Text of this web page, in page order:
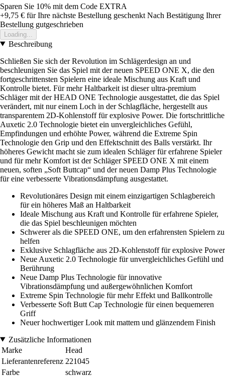
Sparen Sie 10% mit dem Code EXTRA
+9,75 € für Ihre nächste Bestellung geschenkt Nach Bestätigung Ihrer
Bestellung gutgeschrieben
Loading...
Beschreibung
Schließen Sie sich der Revolution im Schlägerdesign an und
beschleunigen Sie das Spiel mit der neuen SPEED ONE X, die den
fortgeschrittensten Spielern eine ideale Mischung aus Kraft und
Kontrolle bietet. Für mehr Haltbarkeit ist dieser ultra-premium
Schläger mit der HEAD ONE Technologie ausgestattet, die das Spiel
verändert, mit nur einem Loch in der Schlagfläche, hergestellt aus
transparentem 2D-Kohlenstoff für explosive Power. Die fortschrittliche
Auxetic 2.0 Technologie bietet ein unvergleichliches Gefühl,
Empfindungen und erhöhte Power, während die Extreme Spin
Technologie den Grip und den Effektschnitt des Balls verstärkt. Ihr
höheres Gewicht macht sie zum idealen Schläger für erfahrene Spieler
und für mehr Komfort ist der Schläger SPEED ONE X mit einem
neuen, soften „Soft Buttcap“ und der neuen Damp Plus Technologie
für eine verbesserte Vibrationsdämpfung ausgestattet.
Revolutionäres Design mit einem einzigartigen Schlagbereich
für ein höheres Maß an Haltbarkeit
Ideale Mischung aus Kraft und Kontrolle für erfahrene Spieler,
die das Spiel beschleunigen möchten
Schwerer als die SPEED ONE, um den erfahrensten Spielern zu
helfen
Exklusive Schlagfläche aus 2D-Kohlenstoff für explosive Power
Neue Auxetic 2.0 Technologie für unvergleichliches Gefühl und
Berührung
Neue Damp Plus Technologie für innovative
Vibrationsdämpfung und außergewöhnlichen Komfort
Extreme Spin Technologie für mehr Effekt und Ballkontrolle
Verbesserte Soft Butt Cap Technologie für einen bequemeren
Griff
Neuer hochwertiger Look mit mattem und glänzendem Finish
Zusätzliche Informationen
Marke
Head
Lieferantenreferenz 221045
Farbe
schwarz